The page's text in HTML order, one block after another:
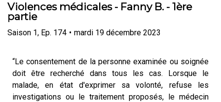
Violences médicales - Fanny B. - 1ère
partie
Saison 1, Ep. 174 • mardi 19 décembre 2023
“Le consentement de la personne examinée ou soignée
doit être recherché dans tous les cas. Lorsque le
malade, en état d'exprimer sa volonté, refuse les
investigations ou le traitement proposés, le médecin